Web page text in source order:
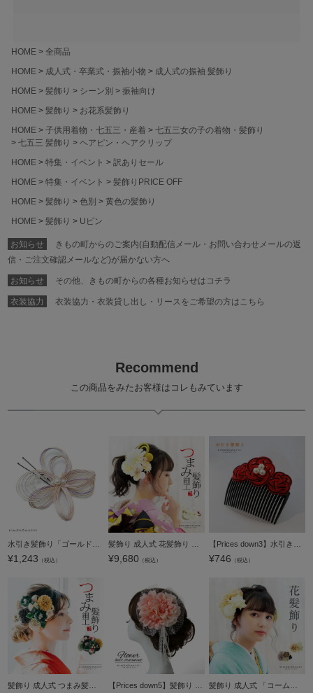
HOME
全商品
HOME
成人式・卒業式・振袖小物
成人式の振袖 髪飾り
HOME
髪飾り シーン別
振袖向け
HOME
髪飾り
お花系髪飾り
HOME
子供用着物・七五三・産着
七五三女の子の着物・髪飾り
七五三 髪飾り
ヘアピン・ヘアクリップ
HOME
特集・イベント
訳ありセール
HOME
特集・イベント
髪飾りPRICE OFF
HOME
髪飾り 色別
黄色の髪飾り
HOME
髪飾り Uピン
お知らせ
きもの町からのご案内(自動配信メール・お問い合わせメールの返
信・ご注文確認メールなど)が届かない方へ
お知らせ その他、きもの町からの各種お知らせはコチラ
衣装協力 衣装協力・衣装貸し出し・リースをご希望の方はこちら
Recommend
この商品をみたお客様はコレもみています
¥1,243 （税込） ¥9,680 （税込） ¥746 （税込）